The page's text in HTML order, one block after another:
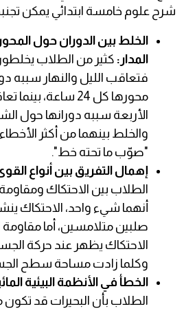
شرح علوم خامسة ابتدائي يمكن
الخلط بين الدوران حول
المدار: كثير من الطلاب
فتعاقب الليل والنهار سببه
محورها كل 24 ساعة،
والخلط بينهما من أكثر
"صوّب ما تحته خط".
إهمال التفريق بين أنواع
الطلاب بين الاحتكاك
أنهما شيء واحد، الاحتكاك
صلبين متلامسين، أما
الاحتكاك يظهر عند حركة
وكلما زادت مساحة سطح
الخطأ في الأنظمة البيئية
الطلاب بأن البحيرات قد تكون